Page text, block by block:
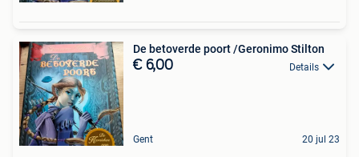
De betoverde poort /Geronimo Stilton
€ 6,00 Details
Gent 20 jul 23